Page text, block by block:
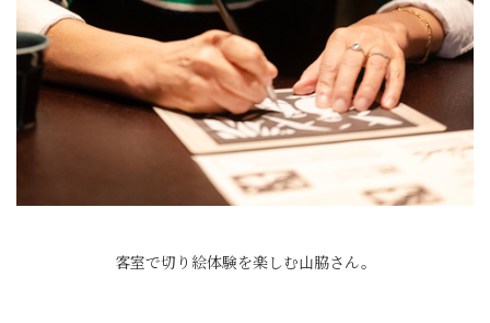
客室で切り絵体験を楽しむ山脇さん。